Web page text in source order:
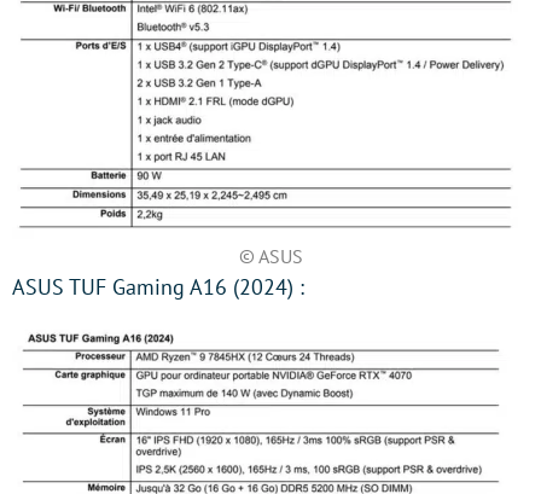
© ASUS
ASUS TUF Gaming A16 (2024) :